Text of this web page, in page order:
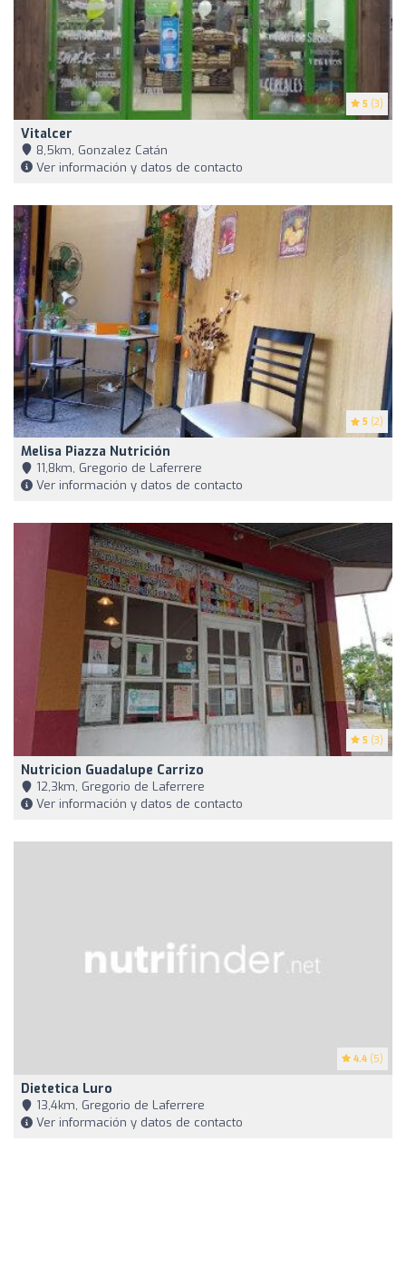
5 (3)
Vitalcer
8,5km, Gonzalez Catán
Ver información y datos de contacto
5 (2)
Melisa Piazza Nutrición
11,8km, Gregorio de Laferrere
Ver información y datos de contacto
5 (3)
Nutricion Guadalupe Carrizo
12,3km, Gregorio de Laferrere
Ver información y datos de contacto
4.4 (5)
Dietetica Luro
13,4km, Gregorio de Laferrere
Ver información y datos de contacto